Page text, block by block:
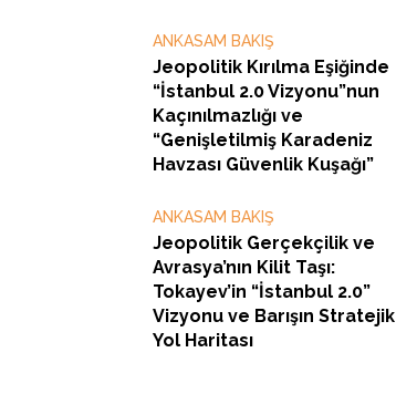
ANKASAM BAKIŞ
Jeopolitik Kırılma Eşiğinde
“İstanbul 2.0 Vizyonu”nun
Kaçınılmazlığı ve
“Genişletilmiş Karadeniz
Havzası Güvenlik Kuşağı”
ANKASAM BAKIŞ
Jeopolitik Gerçekçilik ve
Avrasya’nın Kilit Taşı:
Tokayev’in “İstanbul 2.0”
Vizyonu ve Barışın Stratejik
Yol Haritası